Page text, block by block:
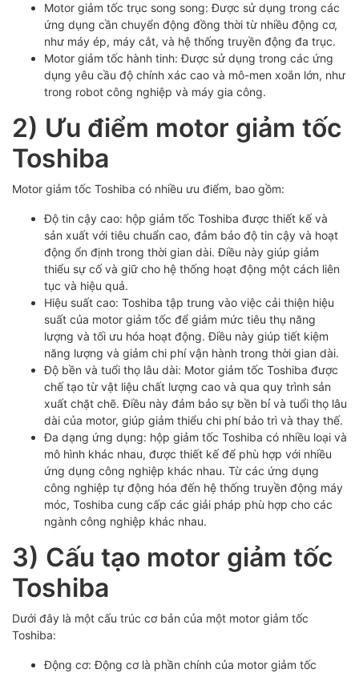
Motor giảm tốc trục song song: Được sử dụng trong các
ứng dụng cần chuyển động đồng thời từ nhiều động cơ,
như máy ép, máy cắt, và hệ thống truyền động đa trục.
Motor giảm tốc hành tinh: Được sử dụng trong các ứng
dụng yêu cầu độ chính xác cao và mô-men xoắn lớn, như
trong robot công nghiệp và máy gia công.
2) Ưu điểm motor giảm tốc
Toshiba
Motor giảm tốc Toshiba có nhiều ưu điểm, bao gồm:
Độ tin cậy cao: hộp giảm tốc Toshiba được thiết kế và
sản xuất với tiêu chuẩn cao, đảm bảo độ tin cậy và hoạt
động ổn định trong thời gian dài. Điều này giúp giảm
thiểu sự cố và giữ cho hệ thống hoạt động một cách liên
tục và hiệu quả.
Hiệu suất cao: Toshiba tập trung vào việc cải thiện hiệu
suất của motor giảm tốc để giảm mức tiêu thụ năng
lượng và tối ưu hóa hoạt động. Điều này giúp tiết kiệm
năng lượng và giảm chi phí vận hành trong thời gian dài.
Độ bền và tuổi thọ lâu dài: Motor giảm tốc Toshiba được
chế tạo từ vật liệu chất lượng cao và qua quy trình sản
xuất chặt chẽ. Điều này đảm bảo sự bền bỉ và tuổi thọ lâu
dài của motor, giúp giảm thiểu chi phí bảo trì và thay thế.
Đa dạng ứng dụng: hộp giảm tốc Toshiba có nhiều loại và
mô hình khác nhau, được thiết kế để phù hợp với nhiều
ứng dụng công nghiệp khác nhau. Từ các ứng dụng
công nghiệp tự động hóa đến hệ thống truyền động máy
móc, Toshiba cung cấp các giải pháp phù hợp cho các
ngành công nghiệp khác nhau.
3) Cấu tạo motor giảm tốc
Toshiba
Dưới đây là một cấu trúc cơ bản của một motor giảm tốc
Toshiba:
Động cơ: Động cơ là phần chính của motor giảm tốc